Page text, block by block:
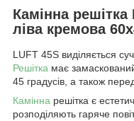
Камінна решітка
ліва кремова
LUFT 45S виділяється
Решітка має
45 градусів, а також
Камінна решітка є
розподіляють гаряче